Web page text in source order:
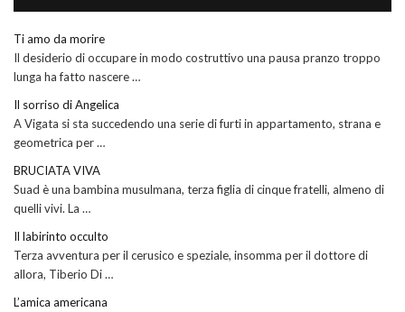
Ti amo da morire
Il desiderio di occupare in modo costruttivo una pausa pranzo troppo
lunga ha fatto nascere …
Il sorriso di Angelica
A Vigata si sta succedendo una serie di furti in appartamento, strana e
geometrica per …
BRUCIATA VIVA
Suad è una bambina musulmana, terza figlia di cinque fratelli, almeno di
quelli vivi. La …
Il labirinto occulto
Terza avventura per il cerusico e speziale, insomma per il dottore di
allora, Tiberio Di …
L’amica americana